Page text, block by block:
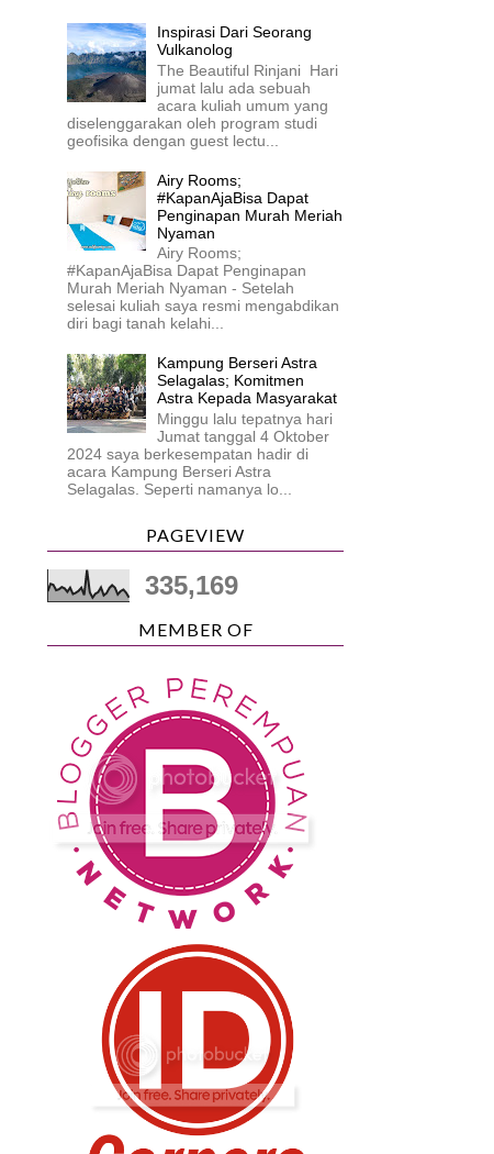
Inspirasi Dari Seorang
Vulkanolog
The Beautiful Rinjani Hari
jumat lalu ada sebuah
acara kuliah umum yang
diselenggarakan oleh program studi
geofisika dengan guest lectu...
Airy Rooms;
#KapanAjaBisa Dapat
Penginapan Murah Meriah
Nyaman
Airy Rooms;
#KapanAjaBisa Dapat Penginapan
Murah Meriah Nyaman - Setelah
selesai kuliah saya resmi mengabdikan
diri bagi tanah kelahi...
Kampung Berseri Astra
Selagalas; Komitmen
Astra Kepada Masyarakat
Minggu lalu tepatnya hari
Jumat tanggal 4 Oktober
2024 saya berkesempatan hadir di
acara Kampung Berseri Astra
Selagalas. Seperti namanya lo...
PAGEVIEW
335,169
MEMBER OF